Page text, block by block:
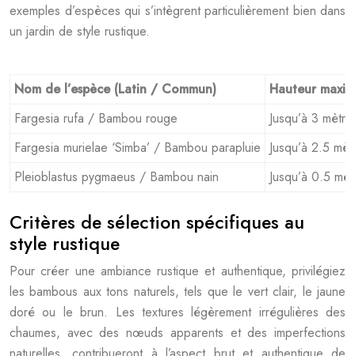
exemples d’espèces qui s’intègrent particulièrement bien dans
un jardin de style rustique.
Nom de l’espèce (Latin / Commun)
Hauteur
Fargesia rufa / Bambou rouge
Jusqu’à 3
Fargesia murielae ‘Simba’ / Bambou parapluie Jusqu’à 2.5
Pleioblastus pygmaeus / Bambou nain
Jusqu’à 0.5
Critères de sélection spécifiques au
style rustique
Pour créer une ambiance rustique et authentique, privilégiez
les bambous aux tons naturels, tels que le vert clair, le jaune
doré ou le brun. Les textures légèrement irrégulières des
chaumes, avec des nœuds apparents et des imperfections